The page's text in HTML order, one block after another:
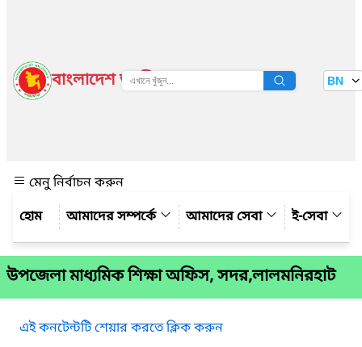
বাংলাদেশ জাতীয় তথ্য বাতায়ন BN
মেনু নির্বাচন করুন
আমাদের সম্পর্কে
আমাদের সেবা ই-সেবা
উপজেলা মাধ্যমিক শিক্ষা অফিস, সদর,লালমনিরহাট
এই কনটেন্টটি শেয়ার করতে ক্লিক করুন